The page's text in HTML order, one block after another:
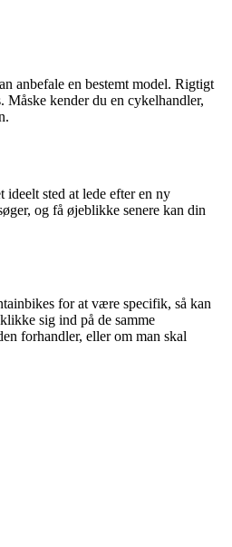
anbefale en bestemt model. Rigtigt
kender du en cykelhandler,
sted at lede efter en ny
og få øjeblikke senere kan din
for at være specifik, så kan
sig ind på de samme
forhandler, eller om man skal